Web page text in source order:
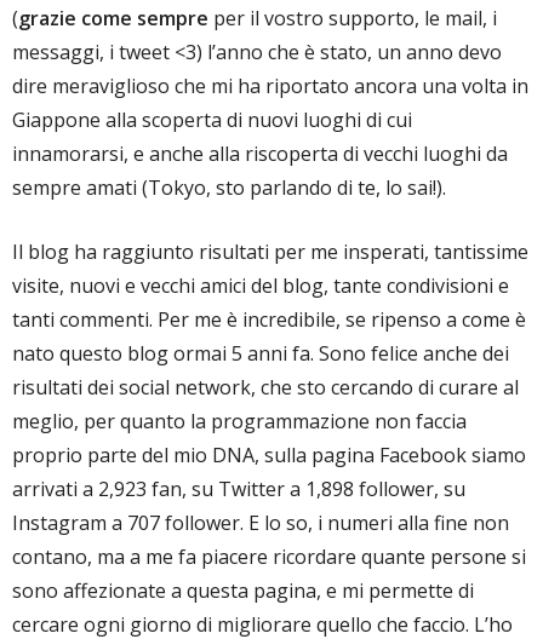
(grazie come sempre per il vostro supporto, le mail, i
messaggi, i tweet <3) l’anno che è stato, un anno devo
dire meraviglioso che mi ha riportato ancora una volta in
Giappone alla scoperta di nuovi luoghi di cui
innamorarsi, e anche alla riscoperta di vecchi luoghi da
sempre amati (Tokyo, sto parlando di te, lo sai!).
Il blog ha raggiunto risultati per me insperati, tantissime
visite, nuovi e vecchi amici del blog, tante condivisioni e
tanti commenti. Per me è incredibile, se ripenso a come è
nato questo blog ormai 5 anni fa. Sono felice anche dei
risultati dei social network, che sto cercando di curare al
meglio, per quanto la programmazione non faccia
proprio parte del mio DNA, sulla pagina Facebook siamo
arrivati a 2,923 fan, su Twitter a 1,898 follower, su
Instagram a 707 follower. E lo so, i numeri alla fine non
contano, ma a me fa piacere ricordare quante persone si
sono affezionate a questa pagina, e mi permette di
cercare ogni giorno di migliorare quello che faccio. L’ho